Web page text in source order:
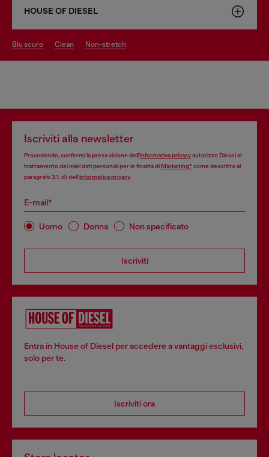
HOUSE OF DIESEL
blu scuro clean non-stretch
Iscriviti alla newsletter
Procedendo, confermi la presa visione dell’informativa privacyautorizzo Diesel al
trattamento dei miei dati personali per le finalità diMarketing*come descritto al
paragrafo 3.1, d) dell’informativa privacy.
E-mail*
Uomo Donna Non specificato
Iscriviti
Entra in House of Diesel per accedere a vantaggi esclusivi,
solo per te.
Iscriviti ora